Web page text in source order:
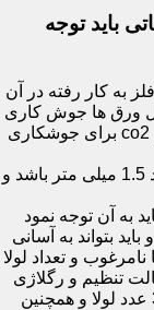
باید توجه
به کار رفته در آن
ورق ها جوش کاری
مناسبی داشته باشند و بهتر است از جوش co2 برای جوشکاری
ضخامت چهارچوب:ضخامت چهارچوب باید 1.5 میلی متر باشد و
به آن توجه نمود
بتواند به آسانی
و تعداد لولا
تنظیم و رگلاژی
خارج میشود که بهترین حالت استفاده از 3 عدد لولا و همچنین